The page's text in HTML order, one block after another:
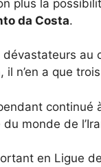
plus la
da Costa.
au
n’en a que
monde de
en Ligue